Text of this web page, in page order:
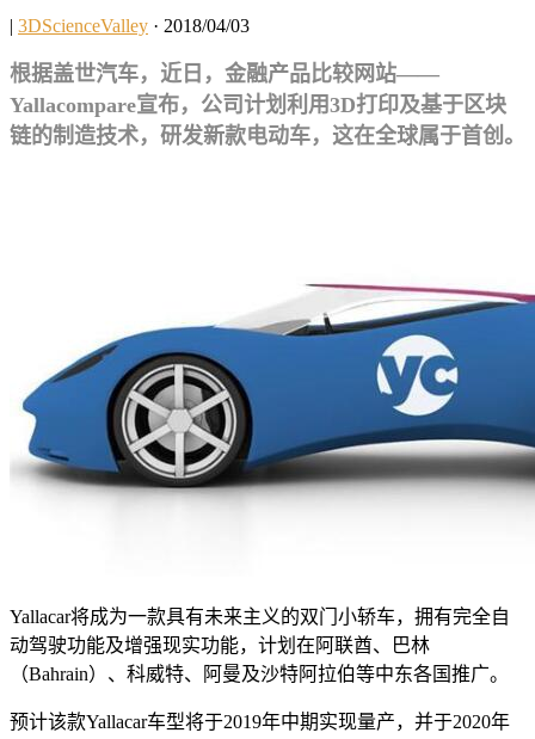
| 3DScienceValley · 2018/04/03
根据盖世汽车，近日，金融产品比较网站——
Yallacompare宣布，公司计划利用3D打印及基于区块
链的制造技术，研发新款电动车，这在全球属于首创。
Yallacar将成为一款具有未来主义的双门小轿车，拥有完全自
动驾驶功能及增强现实功能，计划在阿联酋、巴林
（Bahrain）、科威特、阿曼及沙特阿拉伯等中东各国推广。
预计该款Yallacar车型将于2019年中期实现量产，并于2020年